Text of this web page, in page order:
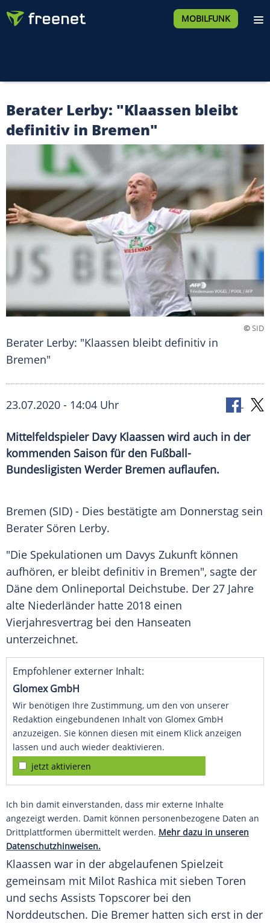
MOBILFUNK
Berater Lerby: "Klaassen bleibt
definitiv in Bremen"
©SID
Berater Lerby: "Klaassen bleibt definitiv in
Bremen"
23.07.2020 - 14:04 Uhr
Mittelfeldspieler Davy Klaassen wird auch in der
kommenden Saison für den Fußball-
Bundesligisten Werder Bremen auflaufen.
Bremen (SID) - Dies bestätigte am Donnerstag sein
Berater Sören Lerby.
"Die Spekulationen um Davys Zukunft können
aufhören, er bleibt definitiv in Bremen", sagte der
Däne dem Onlineportal Deichstube. Der 27 Jahre
alte Niederländer hatte 2018 einen
Vierjahresvertrag bei den Hanseaten
unterzeichnet.
Empfohlener externer Inhalt:
Glomex GmbH
Wir benötigen Ihre Zustimmung, um den von unserer
Redaktion eingebundenen Inhalt von Glomex GmbH
anzuzeigen. Sie können diesen mit einem Klick anzeigen
lassen und auch wieder deaktivieren.
jetzt aktivieren
Ich bin damit einverstanden, dass mir externe Inhalte
angezeigt werden. Damit können personenbezogene Daten an
Drittplattformen übermittelt werden. Mehr dazu in unseren
Datenschutzhinweisen.
Klaassen war in der abgelaufenen Spielzeit
gemeinsam mit Milot Rashica mit sieben Toren
und sechs Assists Topscorer bei den
Norddeutschen. Die Bremer hatten sich erst in der